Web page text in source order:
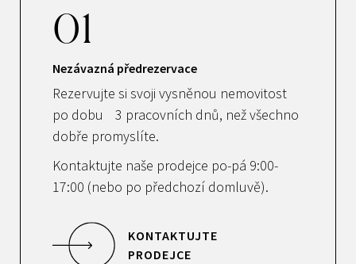
01
Nezávazná předrezervace
Rezervujte si svoji vysněnou nemovitost
po dobu 3 pracovních dnů, než všechno
dobře promyslíte.
Kontaktujte naše prodejce po-pá 9:00-
17:00 (nebo po předchozí domluvě).
KONTAKTUJTE
PRODEJCE